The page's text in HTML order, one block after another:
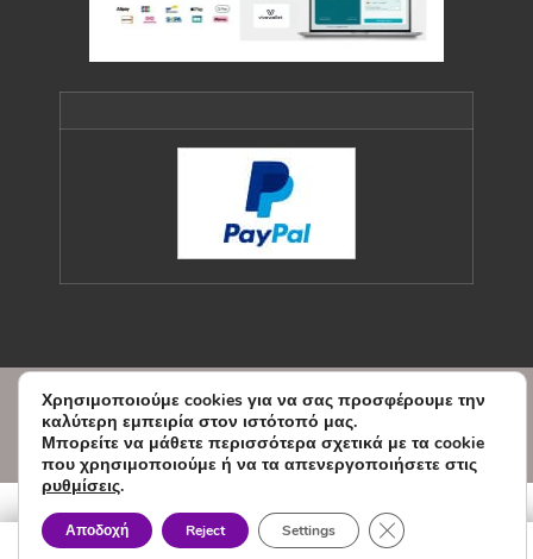
© Copyright Sxedio Modas 2026.
Designed and Developed by
WEBVY.EU
Χρησιμοποιούμε cookies για να σας προσφέρουμε την
καλύτερη εμπειρία στον ιστότοπό μας.
Μπορείτε να μάθετε περισσότερα σχετικά με τα cookie
που χρησιμοποιούμε ή να τα απενεργοποιήσετε στις
ρυθμίσεις.
Αποδοχή Reject Settings Κλείσιμο του